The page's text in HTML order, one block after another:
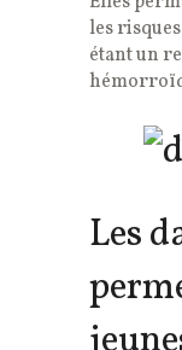
les
étant un
Les